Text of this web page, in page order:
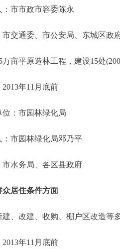
市市政市容委陈永
通委、市公安局、东城区政
平原造林工程，建设15处
年11月底前
：市园林绿化局
市园林绿化局邓乃平
水务局、各区县政府
居住条件方面
改建、收购、棚户区改造等
年11月底前